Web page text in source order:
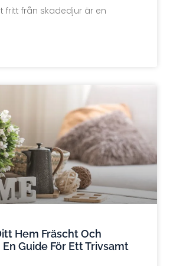
fritt från skadedjur är en
Hem Fräscht Och
Guide För Ett Trivsamt